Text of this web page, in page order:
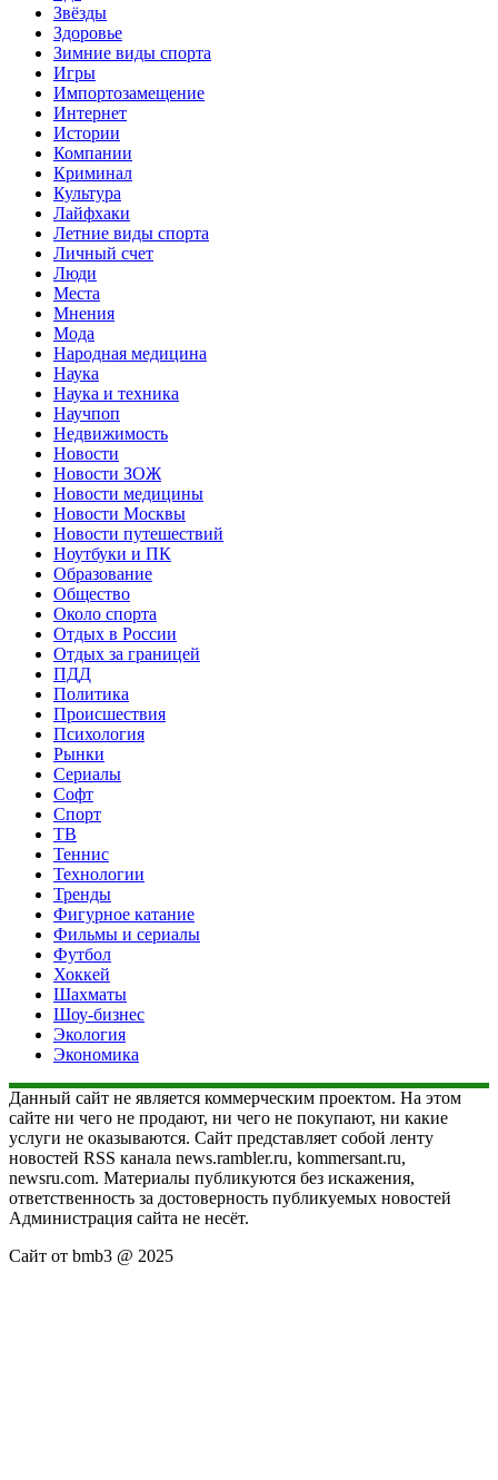
Звёзды
Здоровье
Зимние виды спорта
Игры
Импортозамещение
Интернет
Истории
Компании
Криминал
Культура
Лайфхаки
Летние виды спорта
Личный счет
Люди
Места
Мнения
Мода
Народная медицина
Наука
Наука и техника
Научпоп
Недвижимость
Новости
Новости ЗОЖ
Новости медицины
Новости Москвы
Новости путешествий
Ноутбуки и ПК
Образование
Общество
Около спорта
Отдых в России
Отдых за границей
ПДД
Политика
Происшествия
Психология
Рынки
Сериалы
Софт
Спорт
ТВ
Теннис
Технологии
Тренды
Фигурное катание
Фильмы и сериалы
Футбол
Хоккей
Шахматы
Шоу-бизнес
Экология
Экономика
Данный сайт не является коммерческим проектом. На этом
сайте ни чего не продают, ни чего не покупают, ни какие
услуги не оказываются. Сайт представляет собой ленту
новостей RSS канала news.rambler.ru, kommersant.ru,
newsru.com. Материалы публикуются без искажения,
ответственность за достоверность публикуемых новостей
Администрация сайта не несёт.
Сайт от bmb3 @ 2025